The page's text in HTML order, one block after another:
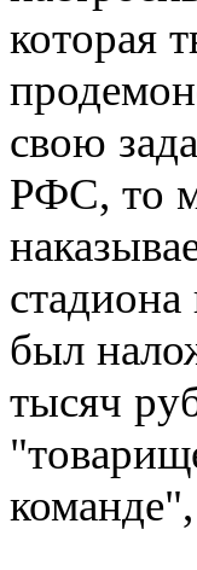
которая
свою
РФС, то
был
тысяч